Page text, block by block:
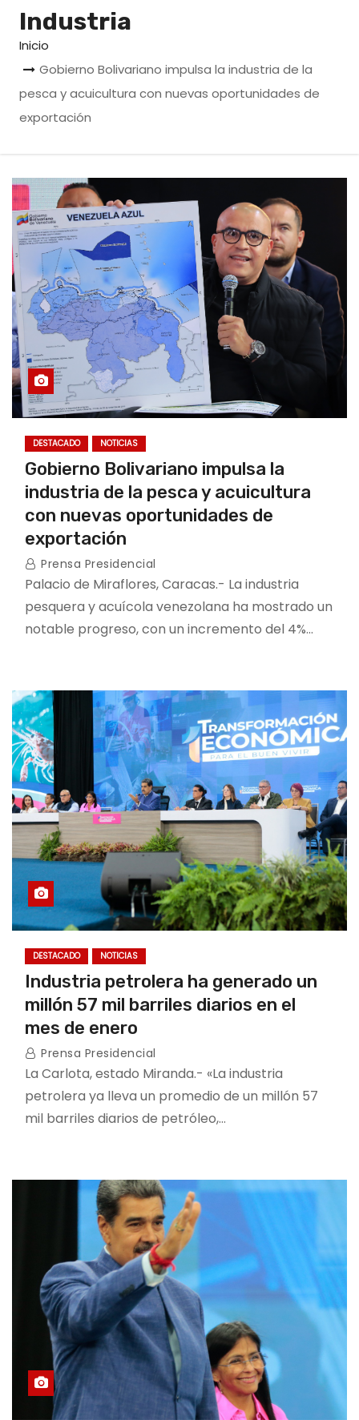
Industria
Inicio
Gobierno Bolivariano impulsa la industria de la
pesca y acuicultura con nuevas oportunidades de
exportación
DESTACADO NOTICIAS
Gobierno Bolivariano impulsa la
industria de la pesca y acuicultura
con nuevas oportunidades de
exportación
Prensa Presidencial
Palacio de Miraflores, Caracas.- La industria
pesquera y acuícola venezolana ha mostrado un
notable progreso, con un incremento del 4%…
DESTACADO NOTICIAS
Industria petrolera ha generado un
millón 57 mil barriles diarios en el
mes de enero
Prensa Presidencial
La Carlota, estado Miranda.- «La industria
petrolera ya lleva un promedio de un millón 57
mil barriles diarios de petróleo,…